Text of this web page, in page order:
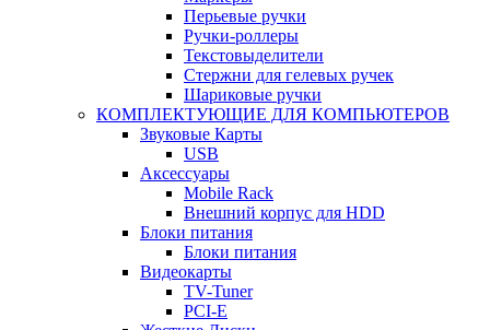
Перьевые ручки
Ручки-роллеры
Текстовыделители
Стержни для гелевых ручек
Шариковые ручки
КОМПЛЕКТУЮЩИЕ ДЛЯ КОМПЬЮТЕРОВ
Звуковые Карты
USB
Аксессуары
Mobile Rack
Внешний корпус для HDD
Блоки питания
Блоки питания
Видеокарты
TV-Tuner
PCI-E